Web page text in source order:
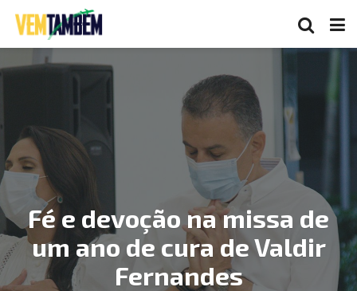
Fé e devoção na missa de
um ano de cura de Valdir
Fernandes